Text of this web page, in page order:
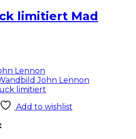
können
auf
limitiert Mad
Add to wishlist